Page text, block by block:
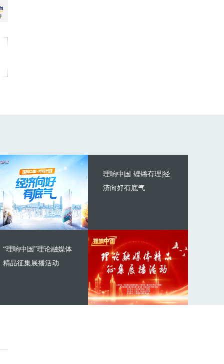
理响中国·铿锵有理|经
济向好有底气
“理响中国”理论融媒体
精品征集展播活动